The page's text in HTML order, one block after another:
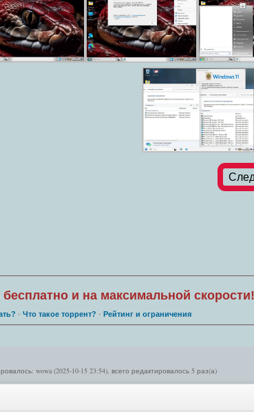
бесплатно и на максимальной скорости!
·Что такое торрент? ·Рейтинг и ограничения
wowa (2025-10-15 23:54), всего редактировалось 5 раз(а)